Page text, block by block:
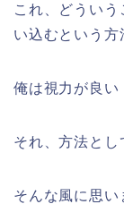
これ、どういう
い込むという方
俺は視力が良い
それ、方法とし
そんな風に思い